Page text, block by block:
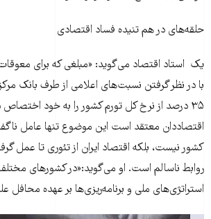
حلقه‌های در هم تنیده فساد اقتصادی
یک استاد اقتصاد می‌گوید: «مبلغی که برای
۳۵ درصد از نرخ کل تورم کشور را به خود
اقتصاددان معتقد است این موضوع تنها عامل
کشور نیست، بلکه اقتصاد ایران از تئوری تا عمل
روابط ناسالم است. او می‌گوید:«در کشورهای
استراتژی‌های ملی و برنامه‌ریزی‌ها بر عهده‌ محافل